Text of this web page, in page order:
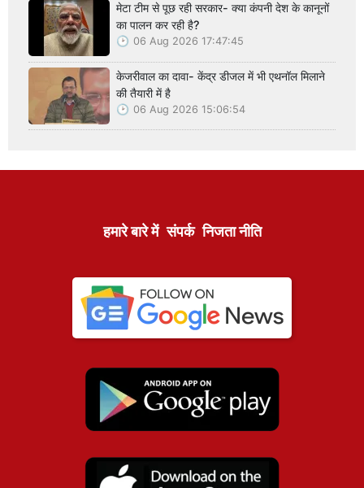
मेटा टीम से पूछ रही सरकार- क्या कंपनी देश के कानूनों
का पालन कर रही है?
06 Aug 2026 17:47:45
केजरीवाल का दावा- केंद्र डीजल में भी एथनॉल मिलाने
की तैयारी में है
06 Aug 2026 15:06:54
हमारे बारे में संपर्क निजता नीति